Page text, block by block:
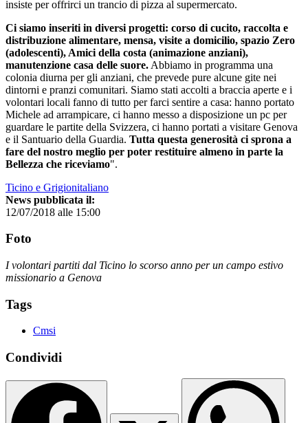
insiste per offrirci un trancio di pizza al supermercato.
Ci siamo inseriti in diversi progetti: corso di cucito, raccolta e
distribuzione alimentare, mensa, visite a domicilio, spazio Zero
(adolescenti), Amici della costa (animazione anziani),
manutenzione casa delle suore. Abbiamo in programma una
colonia diurna per gli anziani, che prevede pure alcune gite nei
dintorni e pranzi comunitari. Siamo stati accolti a braccia aperte e i
volontari locali fanno di tutto per farci sentire a casa: hanno portato
Michele ad arrampicare, ci hanno messo a disposizione un pc per
guardare le partite della Svizzera, ci hanno portati a visitare Genova
e il Santuario della Guardia. Tutta questa generosità ci sprona a
fare del nostro meglio per poter restituire almeno in parte la
Bellezza che riceviamo".
Ticino e Grigionitaliano
News pubblicata il:
12/07/2018 alle 15:00
Foto
I volontari partiti dal Ticino lo scorso anno per un campo estivo
missionario a Genova
Tags
Cmsi
Condividi